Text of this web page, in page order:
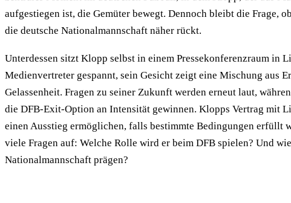
aufgestiegen ist, die Gemüter bewegt. Dennoch bleibt die Frage,
die deutsche Nationalmannschaft näher rückt.
Unterdessen sitzt Klopp selbst in einem Pressekonferenzraum in
Medienvertreter gespannt, sein Gesicht zeigt eine Mischung aus
Gelassenheit. Fragen zu seiner Zukunft werden erneut laut,
die DFB-Exit-Option an Intensität gewinnen. Klopps Vertrag mit
einen Ausstieg ermöglichen, falls bestimmte Bedingungen erfüllt
viele Fragen auf: Welche Rolle wird er beim DFB spielen? Und
Nationalmannschaft prägen?